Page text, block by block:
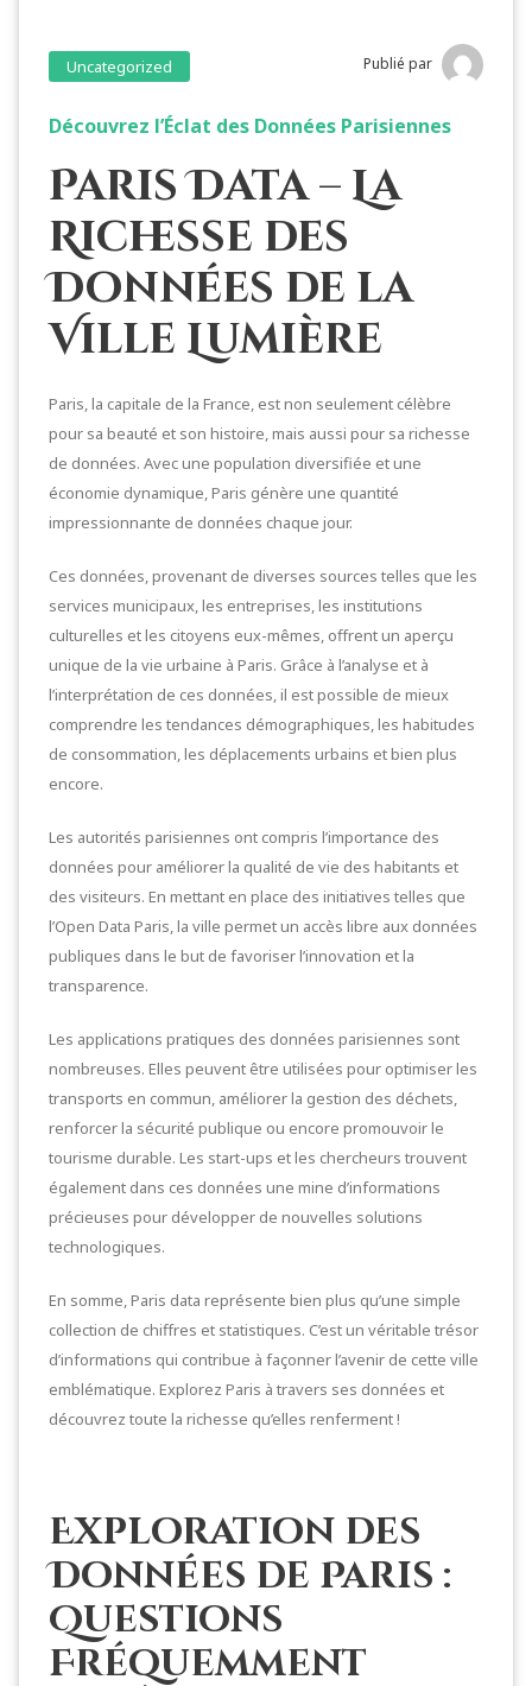
Uncategorized Publié par
Découvrez l’Éclat des Données Parisiennes
Paris Data – La
Richesse des
Données de la
Ville Lumière
Paris, la capitale de la France, est non seulement célèbre
pour sa beauté et son histoire, mais aussi pour sa richesse
de données. Avec une population diversifiée et une
économie dynamique, Paris génère une quantité
impressionnante de données chaque jour.
Ces données, provenant de diverses sources telles que les
services municipaux, les entreprises, les institutions
culturelles et les citoyens eux-mêmes, offrent un aperçu
unique de la vie urbaine à Paris. Grâce à l’analyse et à
l’interprétation de ces données, il est possible de mieux
comprendre les tendances démographiques, les habitudes
de consommation, les déplacements urbains et bien plus
encore.
Les autorités parisiennes ont compris l’importance des
données pour améliorer la qualité de vie des habitants et
des visiteurs. En mettant en place des initiatives telles que
l’Open Data Paris, la ville permet un accès libre aux données
publiques dans le but de favoriser l’innovation et la
transparence.
Les applications pratiques des données parisiennes sont
nombreuses. Elles peuvent être utilisées pour optimiser les
transports en commun, améliorer la gestion des déchets,
renforcer la sécurité publique ou encore promouvoir le
tourisme durable. Les start-ups et les chercheurs trouvent
également dans ces données une mine d’informations
précieuses pour développer de nouvelles solutions
technologiques.
En somme, Paris data représente bien plus qu’une simple
collection de chiffres et statistiques. C’est un véritable trésor
d’informations qui contribue à façonner l’avenir de cette ville
emblématique. Explorez Paris à travers ses données et
découvrez toute la richesse qu’elles renferment !
Exploration des
Données de Paris :
Questions
Fréquemment